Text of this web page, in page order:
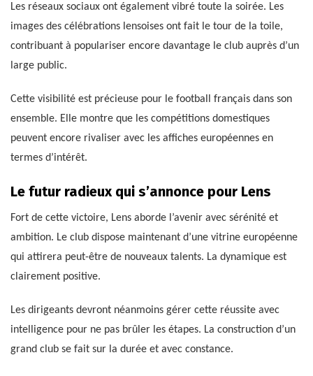
Les réseaux sociaux ont également vibré toute la soirée. Les
images des célébrations lensoises ont fait le tour de la toile,
contribuant à populariser encore davantage le club auprès d’un
large public.
Cette visibilité est précieuse pour le football français dans son
ensemble. Elle montre que les compétitions domestiques
peuvent encore rivaliser avec les affiches européennes en
termes d’intérêt.
Le futur radieux qui s’annonce pour Lens
Fort de cette victoire, Lens aborde l’avenir avec sérénité et
ambition. Le club dispose maintenant d’une vitrine européenne
qui attirera peut-être de nouveaux talents. La dynamique est
clairement positive.
Les dirigeants devront néanmoins gérer cette réussite avec
intelligence pour ne pas brûler les étapes. La construction d’un
grand club se fait sur la durée et avec constance.